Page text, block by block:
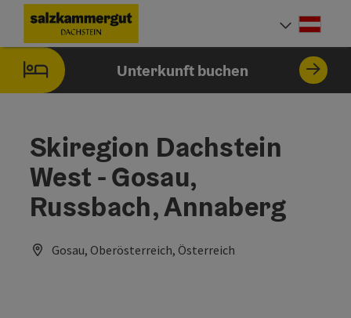
Zum InhaltAccesskey
[0]
Zur NavigationAccesskey
[1]
Zum Seitenanfang
Unterkunft buchen
Skiregion Dachstein
West - Gosau,
Russbach, Annaberg
Gosau, Oberösterreich, Österreich